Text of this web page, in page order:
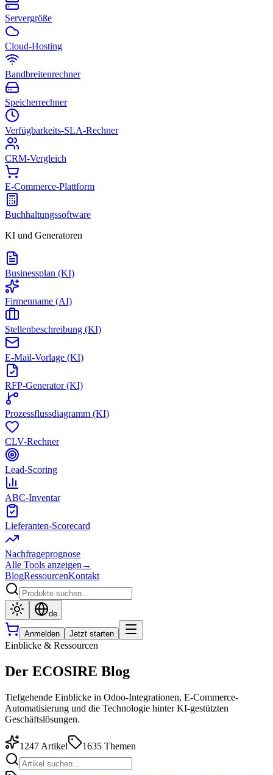
Servergröße
Cloud-Hosting
Bandbreitenrechner
Speicherrechner
Verfügbarkeits-SLA-Rechner
CRM-Vergleich
E-Commerce-Plattform
Buchhaltungssoftware
KI und Generatoren
Businessplan (KI)
Firmenname (AI)
Stellenbeschreibung (KI)
E-Mail-Vorlage (KI)
RFP-Generator (KI)
Prozessflussdiagramm (KI)
CLV-Rechner
Lead-Scoring
ABC-Inventar
Lieferanten-Scorecard
Nachfrageprognose
Alle Tools anzeigen →
BlogRessourcenKontakt
de
Anmelden Jetzt starten
Einblicke & Ressourcen
Der ECOSIRE Blog
Tiefgehende Einblicke in Odoo-Integrationen, E-Commerce-
Automatisierung und die Technologie hinter KI-gestützten
Geschäftslösungen.
1247 Artikel 1635 Themen